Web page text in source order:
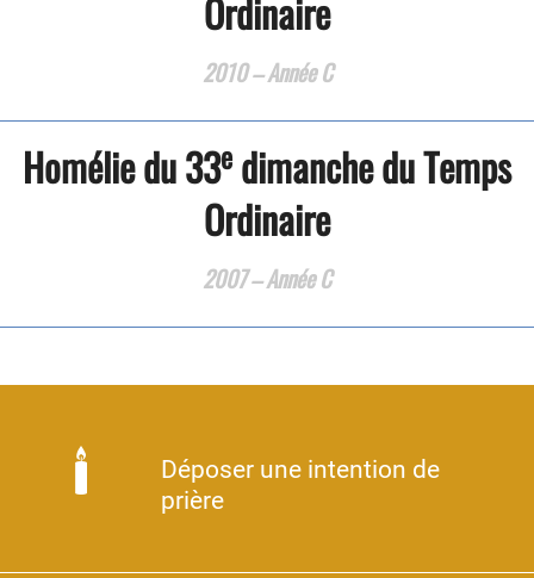
Ordinaire
2010 – Année C
Homélie du 33e dimanche du Temps
Ordinaire
2007 – Année C
Déposer une intention de
prière